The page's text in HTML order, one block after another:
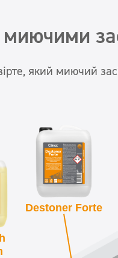
який миючий
Destoner Forte